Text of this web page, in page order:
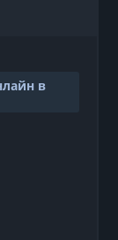
в